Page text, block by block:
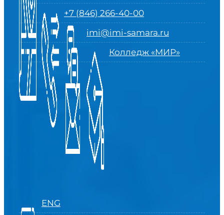
+7 (846) 266-40-00
imi@imi-samara.ru
Колледж «МИР»
ENG